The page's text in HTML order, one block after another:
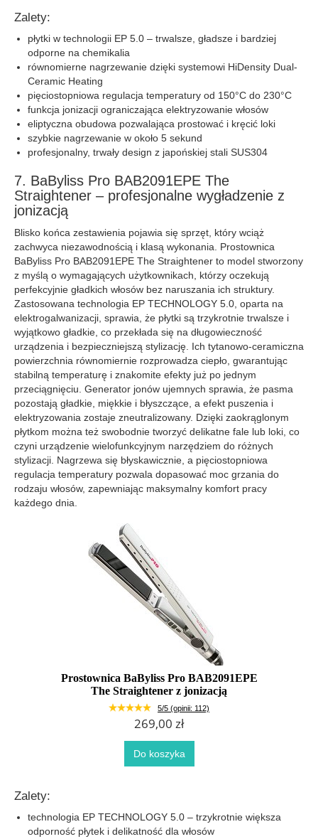
Zalety:
płytki w technologii EP 5.0 – trwalsze, gładsze i bardziej
odporne na chemikalia
równomierne nagrzewanie dzięki systemowi HiDensity Dual-
Ceramic Heating
pięciostopniowa regulacja temperatury od 150°C do 230°C
funkcja jonizacji ograniczająca elektryzowanie włosów
eliptyczna obudowa pozwalająca prostować i kręcić loki
szybkie nagrzewanie w około 5 sekund
profesjonalny, trwały design z japońskiej stali SUS304
7. BaByliss Pro BAB2091EPE The
Straightener – profesjonalne wygładzenie z
jonizacją
Blisko końca zestawienia pojawia się sprzęt, który wciąż
zachwyca niezawodnością i klasą wykonania. Prostownica
BaByliss Pro BAB2091EPE The Straightener to model stworzony
z myślą o wymagających użytkownikach, którzy oczekują
perfekcyjnie gładkich włosów bez naruszania ich struktury.
Zastosowana technologia EP TECHNOLOGY 5.0, oparta na
elektrogalwanizacji, sprawia, że płytki są trzykrotnie trwalsze i
wyjątkowo gładkie, co przekłada się na długowieczność
urządzenia i bezpieczniejszą stylizację. Ich tytanowo-ceramiczna
powierzchnia równomiernie rozprowadza ciepło, gwarantując
stabilną temperaturę i znakomite efekty już po jednym
przeciągnięciu. Generator jonów ujemnych sprawia, że pasma
pozostają gładkie, miękkie i błyszczące, a efekt puszenia i
elektryzowania zostaje zneutralizowany. Dzięki zaokrąglonym
płytkom można też swobodnie tworzyć delikatne fale lub loki, co
czyni urządzenie wielofunkcyjnym narzędziem do różnych
stylizacji. Nagrzewa się błyskawicznie, a pięciostopniowa
regulacja temperatury pozwala dopasować moc grzania do
rodzaju włosów, zapewniając maksymalny komfort pracy
każdego dnia.
Prostownica BaByliss Pro BAB2091EPE
The Straightener z jonizacją
5/5 (opinii: 112)
269,00 zł
Do koszyka
Zalety:
technologia EP TECHNOLOGY 5.0 – trzykrotnie większa
odporność płytek i delikatność dla włosów